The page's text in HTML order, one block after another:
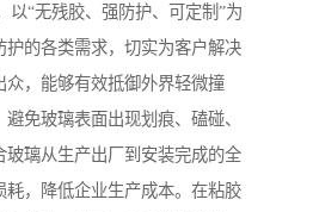
以“无残胶、强防护、可定制”为
护的各类需求，切实为客户解决
众，能够有效抵御外界轻微撞
免玻璃表面出现划痕、磕碰、
玻璃从生产出厂到安装完成的全
耗，降低企业生产成本。在粘胶